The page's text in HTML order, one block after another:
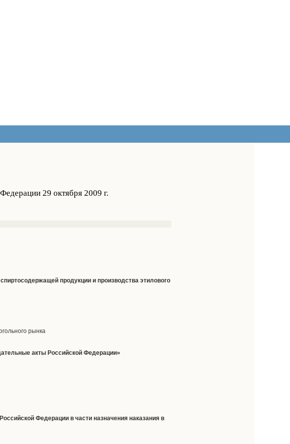
29 октября 2009 г.
продукции и производства этилового
рынка
акты Российской Федерации»
Федерации в части назначения наказания в